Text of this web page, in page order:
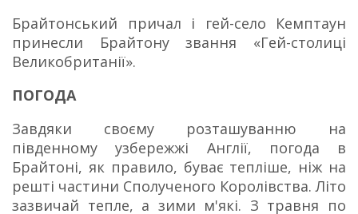
Брайтонський причал і гей-село Кемптаун
принесли Брайтону звання «Гей-столиці
Великобританії».
ПОГОДА
Завдяки своєму розташуванню на
південному узбережжі Англії, погода в
Брайтоні, як правило, буває тепліше, ніж на
решті частини Сполученого Королівства.Літо
зазвичай тепле, а зими м'які. З травня по